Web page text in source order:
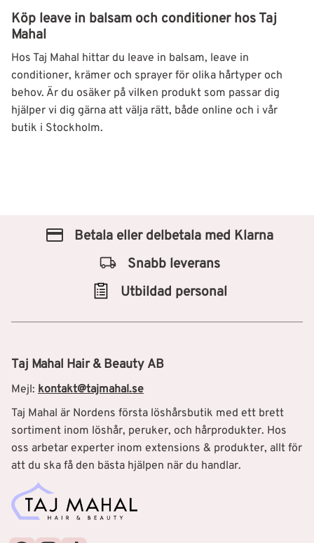
Köp leave in balsam och conditioner hos Taj
Mahal
Hos Taj Mahal hittar du leave in balsam, leave in
conditioner, krämer och sprayer för olika hårtyper och
behov. Är du osäker på vilken produkt som passar dig
hjälper vi dig gärna att välja rätt, både online och i vår
butik i Stockholm.
Betala eller delbetala med Klarna
Snabb leverans
Utbildad personal
Taj Mahal Hair & Beauty AB
Mejl: kontakt@tajmahal.se
Taj Mahal är Nordens första löshårsbutik med ett brett
sortiment inom löshår, peruker, och hårprodukter. Hos
oss arbetar experter inom extensions & produkter, allt för
att du ska få den bästa hjälpen när du handlar.